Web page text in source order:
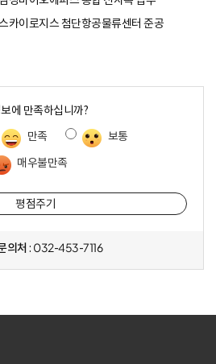
카이로지스 첨단항공물류센터 준공
에 만족하십니까?
만족
보통
매우불만족
의처 : 032-453-7116